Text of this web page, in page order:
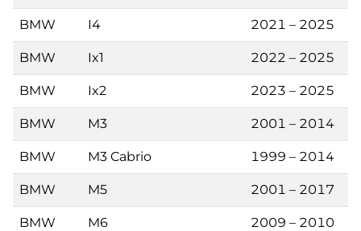
BMW I4 2021 – 2025
BMW Ix1 2022 – 2025
BMW Ix2 2023 – 2025
BMW M3 2001 – 2014
BMW M3 Cabrio 1999 – 2014
BMW M5 2001 – 2017
BMW M6 2009 – 2010